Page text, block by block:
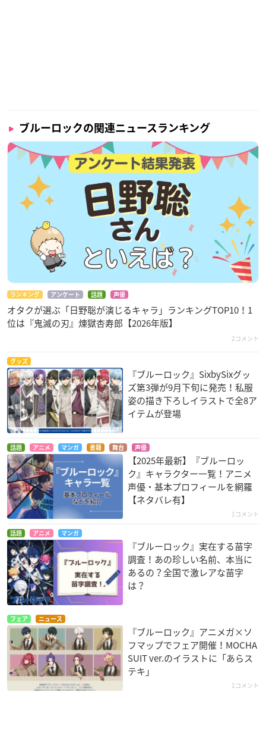
ブルーロックの関連ニュースランキング
ランキング アンケート 話題 声優
オタクが選ぶ「日野聡が演じるキャラ」ランキングTOP10！1
位は『鬼滅の刃』煉󠄁獄杏寿郎【2026年版】
2コメント
グッズ
『ブルーロック』SixbySixグッ
ズ第3弾が9月下旬に発売！私服
姿の描き下ろしイラストで全8ア
イテムが登場
話題 アニメ マンガ 書籍 舞台 声優
【2025年最新】『ブルーロッ
ク』キャラクター一覧！アニメ
声優・基本プロフィールを網羅
【ネタバレ有】
1コメント
話題 アニメ マンガ
『ブルーロック』実在する苗字
調査！あの珍しい名前、本当に
あるの？全国で激レアな苗字
は？
フェア ニュース
『ブルーロック』アニメガ×ソ
フマップでフェア開催！MOCHA
SUIT ver.のイラストに「あらス
テキ」
1コメント